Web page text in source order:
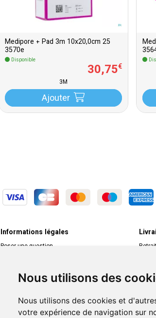
Nous utilisons des
Nous utilisons des cookies et
votre expérience de navigation sur
Medipore + Pad 3m 10x20,0cm 25
3570e
Disponible
30,75€
3M
Ajouter
Informations légales
Poser une question